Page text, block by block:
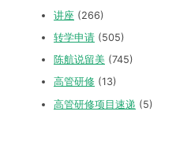
讲座 (266)
转学申请 (505)
陈航说留美 (745)
高管研修 (13)
高管研修项目速递 (5)